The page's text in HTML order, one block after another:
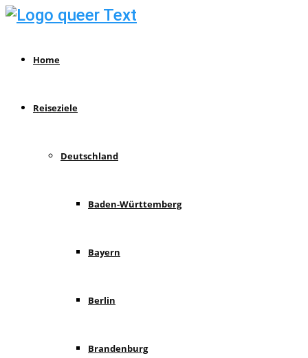
Home
Reiseziele
Deutschland
Baden-Württemberg
Bayern
Berlin
Brandenburg